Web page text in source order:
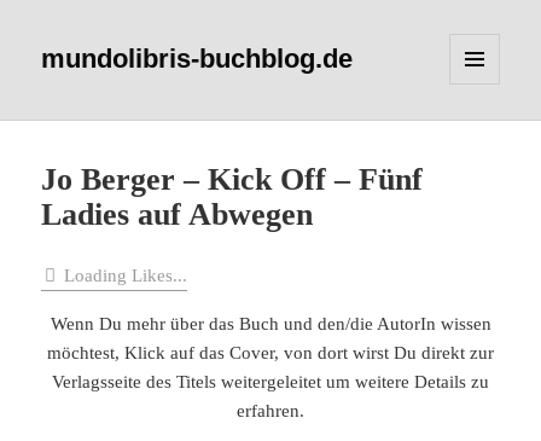
mundolibris-buchblog.de
WIDGETS
Jo Berger – Kick Off – Fünf
Ladies auf Abwegen
Loading Likes...
Wenn Du mehr über das Buch und den/die AutorIn wissen
möchtest, Klick auf das Cover, von dort wirst Du direkt zur
Verlagsseite des Titels weitergeleitet um weitere Details zu
erfahren.